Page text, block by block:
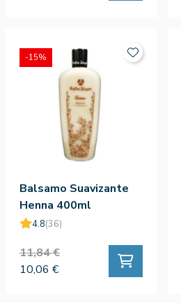
Balsamo Suavizante
Henna 400ml
4.8(36)
11,84 €
10,06 €
-15%